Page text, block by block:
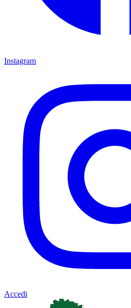
Instagram
Accedi